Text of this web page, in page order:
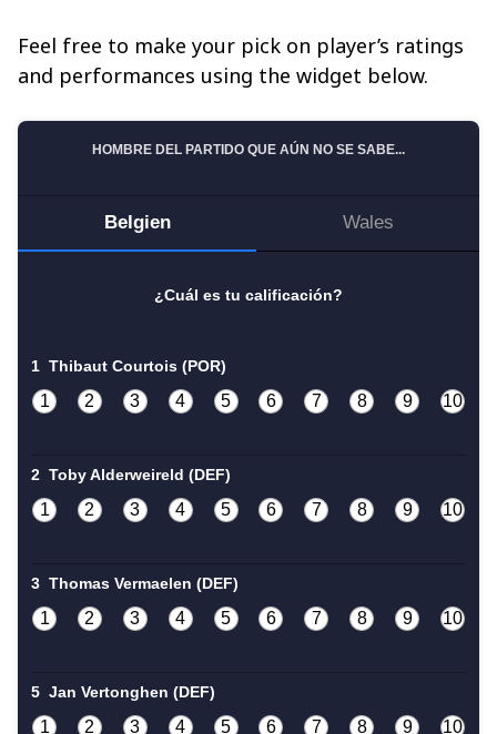
Feel free to make your pick on player’s ratings
and performances using the widget below.